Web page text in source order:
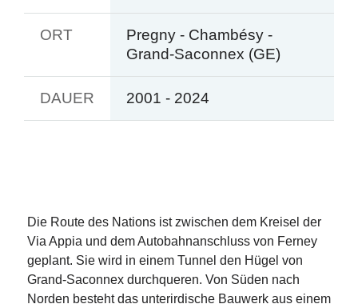
ORT
Pregny - Chambésy -
Grand-Saconnex (GE)
DAUER 2001 - 2024
Die Route des Nations ist zwischen dem Kreisel der
Via Appia und dem Autobahnanschluss von Ferney
geplant. Sie wird in einem Tunnel den Hügel von
Grand-Saconnex durchqueren. Von Süden nach
Norden besteht das unterirdische Bauwerk aus einem